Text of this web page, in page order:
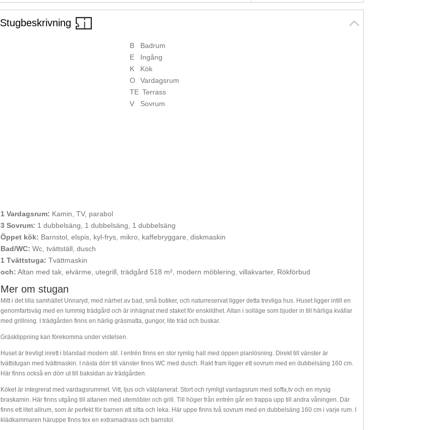
Stugbeskrivning
B
Badrum
E
Ingång
K
Kök
O
Vardagsrum
TE Terrass
V
Sovrum
1 Vardagsrum: Kamin, TV, parabol
3 Sovrum: 1 dubbelsäng, 1 dubbelsäng, 1 dubbelsäng
Öppet kök: Barnstol, elspis, kyl-frys, mikro, kaffebryggare, diskmaskin
Bad/WC: Wc, tvättställ, dusch
1 Tvättstuga: Tvättmaskin
och: Altan med tak, elvärme, utegrill, trädgård 518 m², modern möblering, villakvarter, Rökförbud
Mer om stugan
Mitt i det lilla samhället Unnaryd, med närhet av bad, små butiker, och naturreservat ligger detta trevliga hus. Huset ligger intill en
genomfartsväg med en lummig trädgård och är inhägnat med staket för enskildhet. Altan i solläge som bjuder in till härliga kvällar
med grillning. I trädgården finns en härlig gräsmatta, gungor, lite träd och buskar.
Gräsklippning kan förekomma under vistelsen.
Huset är trevligt inrett i blandad modern stil. I entrén finns en stor rymlig hall med öppen planlösning. Direkt till vänster är
tvättstugan med tvättmaskin. I nästa dörr till vänster finns WC med dusch. Rakt fram ligger ett sovrum med en dubbelsäng 160 cm.
Här finns också en dörr ut till baksidan av trädgården.
Köket är integrerat med vardagsrummet. Vitt, ljus och välplanerat. Stort och rymligt vardagsrum med soffa,tv och en mysig
braskamin. Här finns utgång till altanen med utemöbler och grill. Till höger från entrén går en trappa upp till andra våningen. Där
finns ett litet allrum, som är perfekt för barnen att sitta och leka. Här uppe finns två sovrum med en dubbelsäng 160 cm i varje rum. I
klädkammaren häruppe finns tex en extramadrass och barnstol.